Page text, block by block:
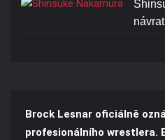
Brock Lesnar oficiálně
profesionálního wrestlera.